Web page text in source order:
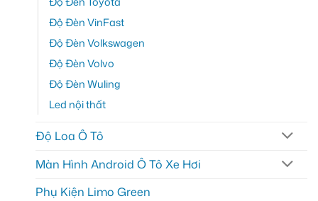
Độ Đèn VinFast
Độ Đèn Volkswagen
Độ Đèn Volvo
Độ Đèn Wuling
Led nội thất
Độ Loa Ô Tô
Màn Hình Android Ô Tô Xe Hơi
Phụ Kiện Limo Green